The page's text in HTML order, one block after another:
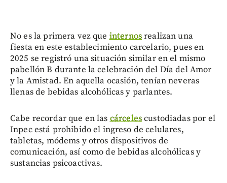
No es la primera vez que internosrealizan una
fiesta en este establecimiento carcelario, pues en
2025 se registró una situación similar en el mismo
pabellón B durante la celebración del Día del Amor
y la Amistad. En aquella ocasión, tenían neveras
llenas de bebidas alcohólicas y parlantes.
Cabe recordar que en las cárcelescustodiadas por el
Inpec está prohibido el ingreso de celulares,
tabletas, módems y otros dispositivos de
comunicación, así como de bebidas alcohólicas y
sustancias psicoactivas.